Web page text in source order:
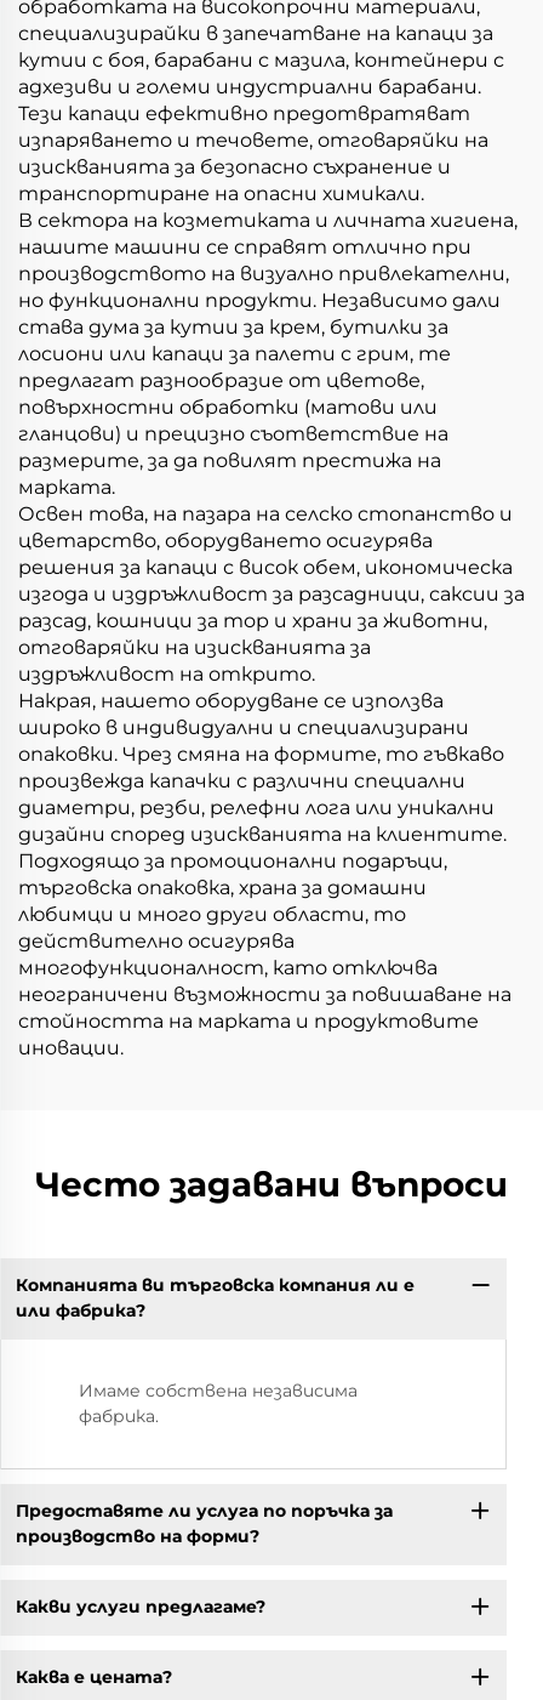
обработката на високопрочни материали,
специализирайки в запечатване на капаци за
кутии с боя, барабани с мазила, контейнери с
адхезиви и големи индустриални барабани.
Тези капаци ефективно предотвратяват
изпаряването и течовете, отговаряйки на
изискванията за безопасно съхранение и
транспортиране на опасни химикали.
В сектора на козметиката и личната хигиена,
нашите машини се справят отлично при
производството на визуално привлекателни,
но функционални продукти. Независимо дали
става дума за кутии за крем, бутилки за
лосиони или капаци за палети с грим, те
предлагат разнообразие от цветове,
повърхностни обработки (матови или
гланцови) и прецизно съответствие на
размерите, за да повилят престижа на
марката.
Освен това, на пазара на селско стопанство и
цветарство, оборудването осигурява
решения за капаци с висок обем, икономическа
изгода и издръжливост за разсадници, саксии за
разсад, кошници за тор и храни за животни,
отговаряйки на изискванията за
издръжливост на открито.
Накрая, нашето оборудване се използва
широко в индивидуални и специализирани
опаковки. Чрез смяна на формите, то гъвкаво
произвежда капачки с различни специални
диаметри, резби, релефни лога или уникални
дизайни според изискванията на клиентите.
Подходящо за промоционални подаръци,
търговска опаковка, храна за домашни
любимци и много други области, то
действително осигурява
многофункционалност, като отключва
неограничени възможности за повишаване на
стойността на марката и продуктовите
иновации.
Често задавани въпроси
Компанията ви търговска компания ли е
или фабрика?
Имаме собствена независима
фабрика.
Предоставяте ли услуга по поръчка за
производство на форми?
Какви услуги предлагаме?
Каква е цената?